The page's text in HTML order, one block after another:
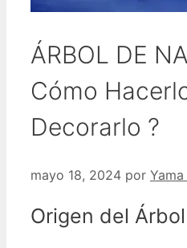
ÁRBOL DE
Cómo
Decorarlo ?
mayo 18, 2024 por
Origen del